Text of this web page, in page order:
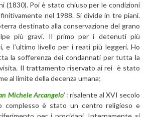
(1830). Poi è stato chiuso per le condizioni
nel 1988. Si divide in tre piani.
destinato alla conservazione del grano
più gravi. Il primo per i detenuti più
e l’ultimo livello per i reati più leggeri. Ho
la sofferenza dei condannati per tutta la
Il trattamento riservato ai rei è stato
al limite della decenza umana;
Michele Arcangelo’: risalente al XVI secolo
complesso è stato un centro religioso e